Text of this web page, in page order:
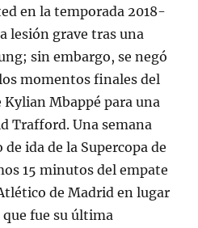
en la temporada 2018-
lesión grave tras una
sin embargo, se negó
momentos finales del
Kylian Mbappé para una
Trafford. Una semana
ida de la Supercopa de
15 minutos del empate
de Madrid en lugar
fue su última